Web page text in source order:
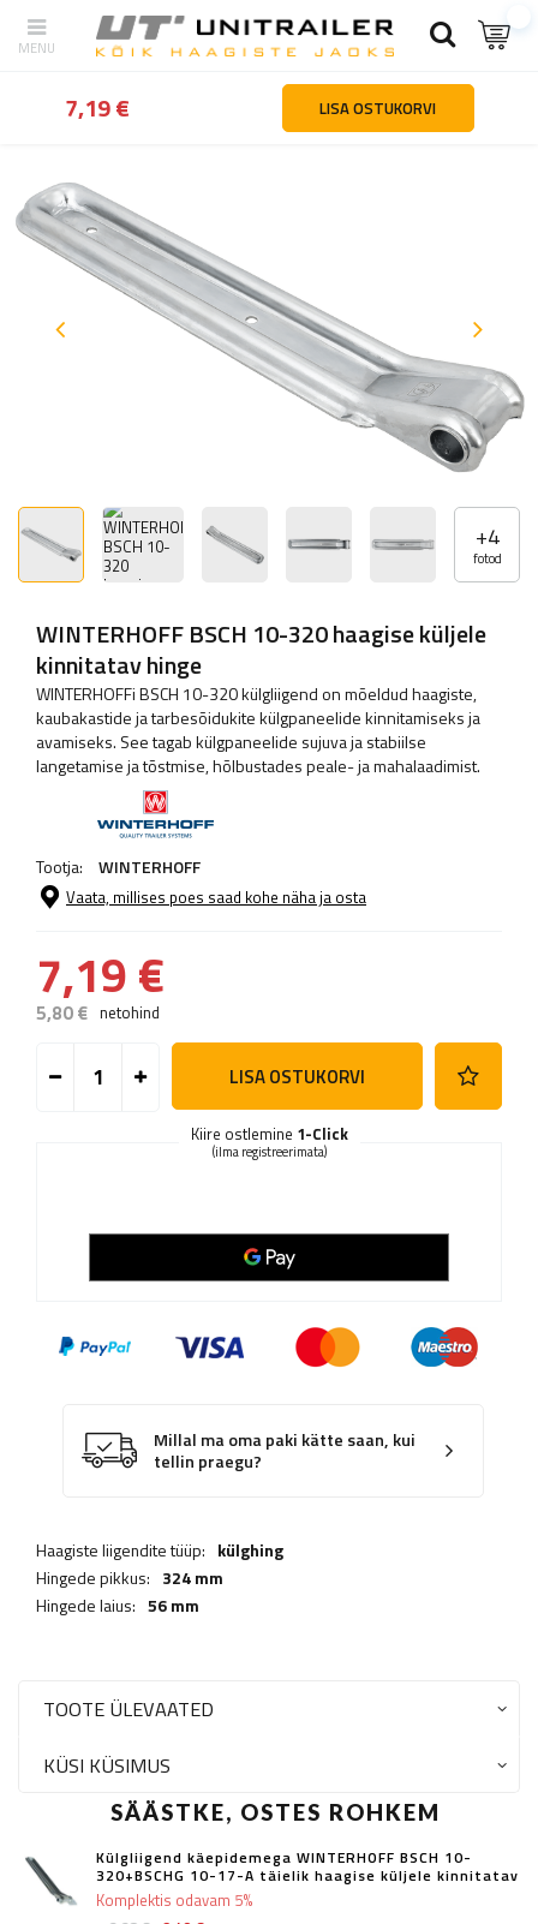
tagasi Kodu Haagiste osad ja tarvikud Haagiste kinnitused ja
+4
fotod
WINTERHOFF BSCH 10-320 haagise küljele
kinnitatav hinge
WINTERHOFFi BSCH 10-320 külgliigend on mõeldud haagiste,
kaubakastide ja tarbesõidukite külgpaneelide kinnitamiseks ja
avamiseks. See tagab külgpaneelide sujuva ja stabiilse
langetamise ja tõstmise, hõlbustades peale- ja mahalaadimist.
Tootja: WINTERHOFF
Vaata, millises poes saad kohe näha ja osta
7,19 €
5,80 € netohind
LISA OSTUKORVI
Kiire ostlemine 1-Click
(ilma registreerimata)
Millal ma oma paki kätte saan, kui
tellin praegu?
Haagiste liigendite tüüp: külghing
Hingede pikkus: 324 mm
Hingede laius: 56 mm
7,19 € LISA OSTUKORVI
TOOTE ÜLEVAATED
KÜSI KÜSIMUS
SÄÄSTKE, OSTES ROHKEM
Külgliigend käepidemega WINTERHOFF BSCH 10-
320+BSCHG 10-17-A täielik haagise küljele kinnitatav
Komplektis odavam 5%